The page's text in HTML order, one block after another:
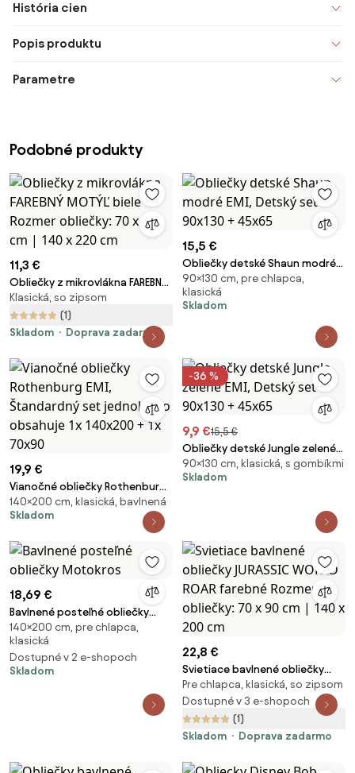
História cien
Popis produktu
Parametre
Podobné produkty
11,3 €
Obliečky z mikrovlákna FAREBNÝ
MOTÝĽ biele Rozmer obliečky:
70 x 90 cm | 140 x 220 cm
Klasická, so zipsom
(1)
Skladom
Doprava zadarmo
15,5 €
Obliečky detské Shaun modré
EMI, Detský set 90x130 + 45x65
90×130 cm, pre chlapca,
klasická
Skladom
19,9 €
Vianočné obliečky Rothenburg
EMI, Štandardný set jednolôžko
obsahuje 1x 140x200 + 1x 70x90
140×200 cm, klasická, bavlnená
Skladom
-36 %
9,9 €15,5 €
Obliečky detské Jungle zelené
EMI, Detský set 90x130 + 45x65
90×130 cm, klasická, s gombíkmi
Skladom
18,69 €
Bavlnené posteľné obliečky
Motokros
140×200 cm, pre chlapca,
klasická
Dostupné v 2 e-shopoch
Skladom
22,8 €
Svietiace bavlnené obliečky
JURASSIC WORLD ROAR farebné
Rozmer obliečky: 70 x 90 cm |
140 x 200 cm
Pre chlapca, klasická, so zipsom
Dostupné v 3 e-shopoch
(1)
Skladom
Doprava zadarmo